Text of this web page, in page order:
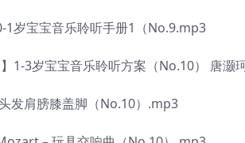
1岁宝宝音乐聆听手册1（No.9.mp3
1-3岁宝宝音乐聆听方案（No.10） 唐灏
发肩膀膝盖脚（No.10）.mp3